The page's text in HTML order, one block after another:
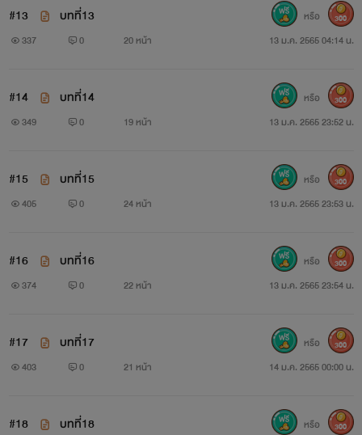
#13 บทที่13
337 0 20 หน้า 13 ม.ค. 2565 04:14 น.
หรือ 300
#14 บทที่14
349 0 19 หน้า 13 ม.ค. 2565 23:52 น.
หรือ 300
#15 บทที่15
405 0 24 หน้า 13 ม.ค. 2565 23:53 น.
หรือ 300
#16 บทที่16
374 0 22 หน้า 13 ม.ค. 2565 23:54 น.
หรือ 300
#17 บทที่17
403 0 21 หน้า 14 ม.ค. 2565 00:00 น.
หรือ 300
#18 บทที่18 หรือ 300